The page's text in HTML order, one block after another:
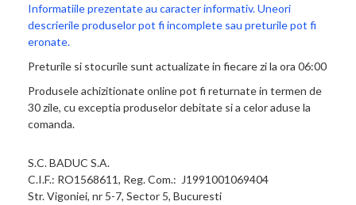
Informatiile prezentate au caracter informativ. Uneori
descrierile produselor pot fi incomplete sau preturile pot fi
eronate.
Preturile si stocurile sunt actualizate in fiecare zi la ora 06:00
Produsele achizitionate online pot fi returnate in termen de
30 zile, cu exceptia produselor debitate si a celor aduse la
comanda.
S.C. BADUC S.A.
C.I.F.: RO1568611, Reg. Com.: J1991001069404
Str. Vigoniei, nr 5-7, Sector 5, Bucuresti